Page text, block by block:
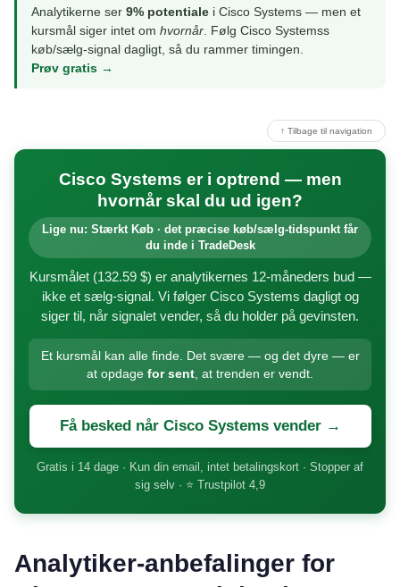
Analytikerne ser 9% potentiale i Cisco Systems — men et
kursmål siger intet om hvornår. Følg Cisco Systemss
køb/sælg-signal dagligt, så du rammer timingen.
Prøv gratis →
↑ Tilbage til navigation
Cisco Systems er i optrend — men
hvornår skal du ud igen?
Lige nu: Stærkt Køb · det præcise køb/sælg-tidspunkt får
du inde i TradeDesk
Kursmålet (132.59 $) er analytikernes 12-måneders bud —
ikke et sælg-signal. Vi følger Cisco Systems dagligt og
siger til, når signalet vender, så du holder på gevinsten.
Et kursmål kan alle finde. Det svære — og det dyre — er
at opdage for sent, at trenden er vendt.
Få besked når Cisco Systems vender →
Gratis i 14 dage · Kun din email, intet betalingskort · Stopper af
sig selv · ⭐ Trustpilot 4,9
Analytiker-anbefalinger for